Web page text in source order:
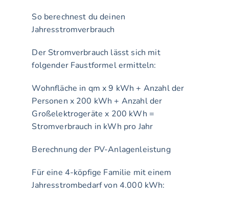
So berechnest du deinen
Jahresstromverbrauch
Der Stromverbrauch lässt sich mit
folgender Faustformel ermitteln:
Wohnfläche in qm x 9 kWh + Anzahl der
Personen x 200 kWh + Anzahl der
Großelektrogeräte x 200 kWh =
Stromverbrauch in kWh pro Jahr
Berechnung der PV-Anlagenleistung
Für eine 4-köpfige Familie mit einem
Jahresstrombedarf von 4.000 kWh: